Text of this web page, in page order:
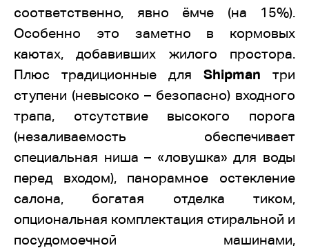
соответственно, явно ёмче (на 15%).
Особенно это заметно в кормовых
каютах, добавивших жилого простора.
Плюс традиционные для Shipman три
ступени (невысоко – безопасно) входного
трапа, отсутствие высокого порога
(незаливаемость обеспечивает
специальная ниша – «ловушка» для воды
перед входом), панорамное остекление
салона, богатая отделка тиком,
опциональная комплектация стиральной и
посудомоечной машинами,